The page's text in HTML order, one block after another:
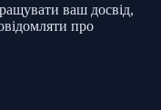
ваш досвід,
про